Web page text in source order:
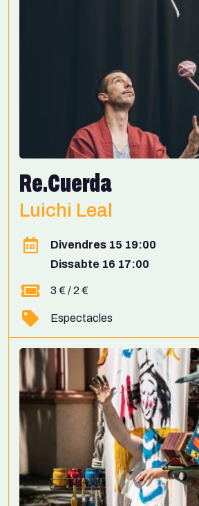
Re.Cuerda
Luichi Leal
Divendres 15 19:00
Dissabte 16 17:00
3 € / 2 €
Espectacles